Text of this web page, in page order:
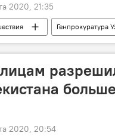
2020, 21:35
Генпрокуратура
Карантин
2020, 20:54